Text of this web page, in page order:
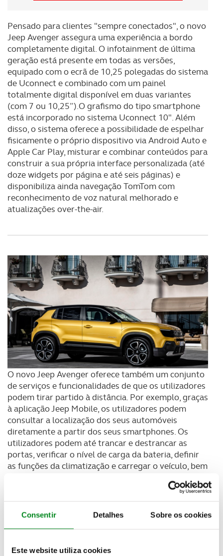
Consentir Detalhes Sobre os cookies
Este website utiliza cookies
Pensado para clientes "sempre conectados", o novo
Jeep Avenger assegura uma experiência a bordo
completamente digital. O infotainment de última
geração está presente em todas as versões,
equipado com o ecrã de 10,25 polegadas do sistema
de Uconnect e combinado com um painel
totalmente digital disponível em duas variantes
(com 7 ou 10,25”).O grafismo do tipo smartphone
está incorporado no sistema Uconnect 10". Além
disso, o sistema oferece a possibilidade de espelhar
fisicamente o próprio dispositivo via Android Auto e
Apple Car Play, misturar e combinar conteúdos para
construir a sua própria interface personalizada (até
doze widgets por página e até seis páginas) e
disponibiliza ainda navegação TomTom com
reconhecimento de voz natural melhorado e
atualizações over-the-air.
O novo Jeep Avenger oferece também um conjunto
de serviços e funcionalidades de que os utilizadores
podem tirar partido à distância. Por exemplo, graças
à aplicação Jeep Mobile, os utilizadores podem
consultar a localização dos seus automóveis
diretamente a partir dos seus smartphones. Os
utilizadores podem até trancar e destrancar as
portas, verificar o nível de carga da bateria, definir
as funções da climatização e carregar o veículo, bem
de um assistente de voz. O Avenger dispõe uma
vasta oferta de sistemas e dispositivos de
segurança de última geração. Dispõe de condução
recorrendo às tecnologias Adaptive Cruise Control